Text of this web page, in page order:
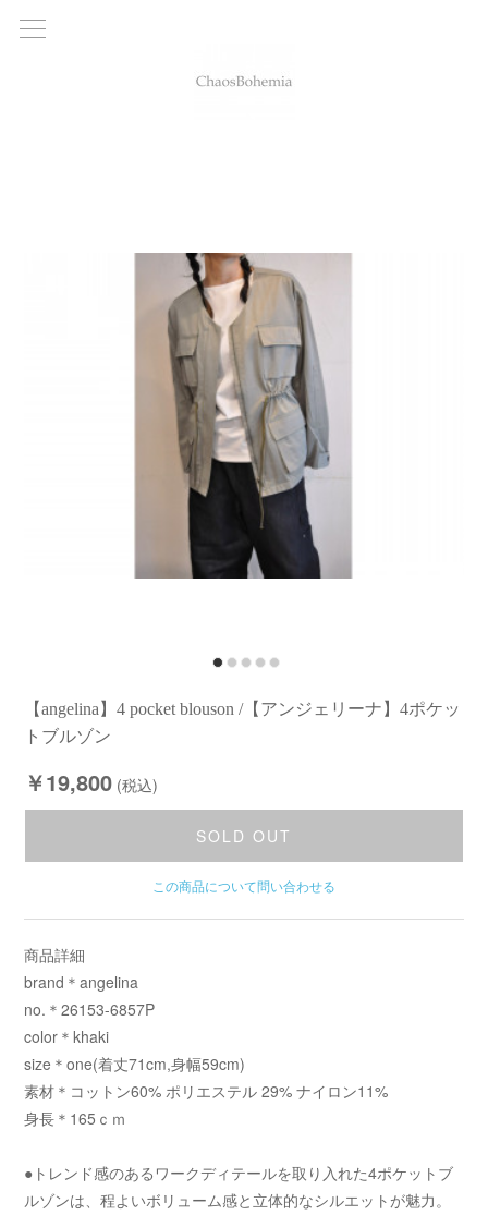
【angelina】4 pocket blouson /【アンジェリーナ】4ポケッ
トブルゾン
￥19,800 (税込)
SOLD OUT
この商品について問い合わせる
商品詳細
brand＊angelina
no.＊26153-6857P
color＊khaki
size＊one(着丈71cm,身幅59cm)
素材＊コットン60% ポリエステル 29% ナイロン11%
身長＊165ｃｍ
●トレンド感のあるワークディテールを取り入れた4ポケットブ
ルゾンは、程よいボリューム感と立体的なシルエットが魅力。